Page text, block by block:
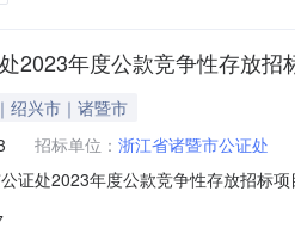
2023年度公款竞争性存放招
绍兴市｜诸暨市
招标单位： 浙江省诸暨市公证处
证处2023年度公款竞争性存放招标
25日六、定标日期：2023年10月16